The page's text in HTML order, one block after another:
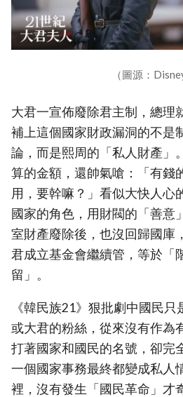
（圖源：
大君一宣佈廢除君主制，總理
補上這個國家財政漏洞的不是
論，而是熙周的「私人財產」
算的金額，還帥氣嗆：「有錢
用，要幹嘛？」看似大快人心
國家的角色，用財閥的「善意
室財產廢除後，也沒回歸國庫
君成立基金會繼續管，等於「
留」。
《韓民族21》狠批劇中國民只
或大君的粉絲，從來沒有作為
打著國家和國民的名號，卻完
一個國家事務最終都變成私人
裡，沒有發生「國民革命」才